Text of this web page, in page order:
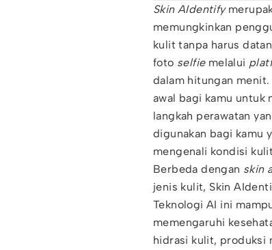
Skin AIdentify
memungkinkan
kulit tanpa harus
foto selfiemelalui
dalam hitungan
awal bagi kamu untuk
langkah perawatan
digunakan bagi kamu
mengenali kondisi
Berbeda dengan skin
jenis kulit, Skin
Teknologi AI ini
memengaruhi
hidrasi kulit, produksi